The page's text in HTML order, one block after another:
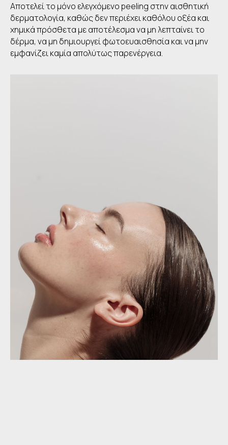
Αποτελεί το μόνο ελεγχόμενο peeling στην αισθητική
δερματολογία, καθώς δεν περιέχει καθόλου οξέα και
χημικά πρόσθετα με αποτέλεσμα να μη λεπταίνει το
δέρμα, να μη δημιουργεί φωτοευαισθησία και να μην
εμφανίζει καμία απολύτως παρενέργεια.